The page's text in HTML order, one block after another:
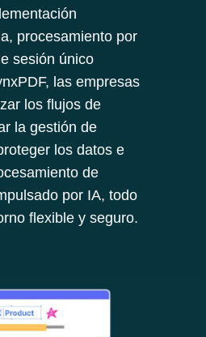
procesamiento por
sesión único
las empresas
los flujos de
la gestión de
los datos e
de
por IA, todo
flexible y seguro.